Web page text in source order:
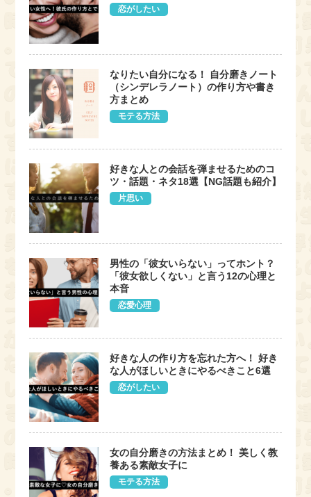
恋がしたい
なりたい自分になる！ 自分磨きノート
（シンデレラノート）の作り方や書き
方まとめ
モテる方法
好きな人との会話を弾ませるためのコ
ツ・話題・ネタ18選【NG話題も紹介】
片思い
男性の「彼女いらない」ってホント？
「彼女欲しくない」と言う12の心理と
本音
恋愛心理
好きな人の作り方を忘れた方へ！ 好き
な人がほしいときにやるべきこと6選
恋がしたい
女の自分磨きの方法まとめ！ 美しく教
養ある素敵女子に
モテる方法